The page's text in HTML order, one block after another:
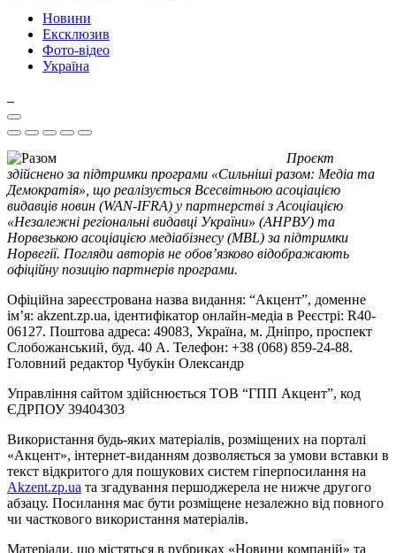
Новини
Ексклюзив
Фото-відео
Україна
Проєкт
здійснено за підтримки програми «Сильніші разом: Медіа та
Демократія», що реалізується Всесвітньою асоціацією
видавців новин (WAN-IFRA) у партнерстві з Асоціацією
«Незалежні регіональні видавці України» (АНРВУ) та
Норвезькою асоціацією медіабізнесу (MBL) за підтримки
Норвегії. Погляди авторів не обов’язково відображають
офіційну позицію партнерів програми.
Офіційна зареєстрована назва видання: “Акцент”, доменне
ім’я: akzent.zp.ua, ідентифікатор онлайн-медіа в Реєстрі: R40-
06127. Поштова адреса: 49083, Україна, м. Дніпро, проспект
Слобожанський, буд. 40 А. Телефон: +38 (068) 859-24-88.
Головний редактор Чубукін Олександр
Управління сайтом здійснюється ТОВ “ГПП Акцент”, код
ЄДРПОУ 39404303
Використання будь-яких матеріалів, розміщених на порталі
«Акцент», інтернет-виданням дозволяється за умови вставки в
текст відкритого для пошукових систем гіперпосилання на
Akzent.zp.ua та згадування першоджерела не нижче другого
абзацу. Посилання має бути розміщене незалежно від повного
чи часткового використання матеріалів.
Матеріали, що містяться в рубриках «Новини компаній» та